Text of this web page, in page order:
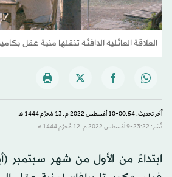
العلاقة العائلية الدافئة تنقلها منية عقل
آخر تحديث: 00:54-10 أغسطس 2022 م ـ 13 مُحرَّم 1444 هـ
نُشر: 23:22-9 أغسطس 2022 م ـ 12 مُحرَّم 1444 هـ
ابتداءً من الأول من شهر سبتمبر